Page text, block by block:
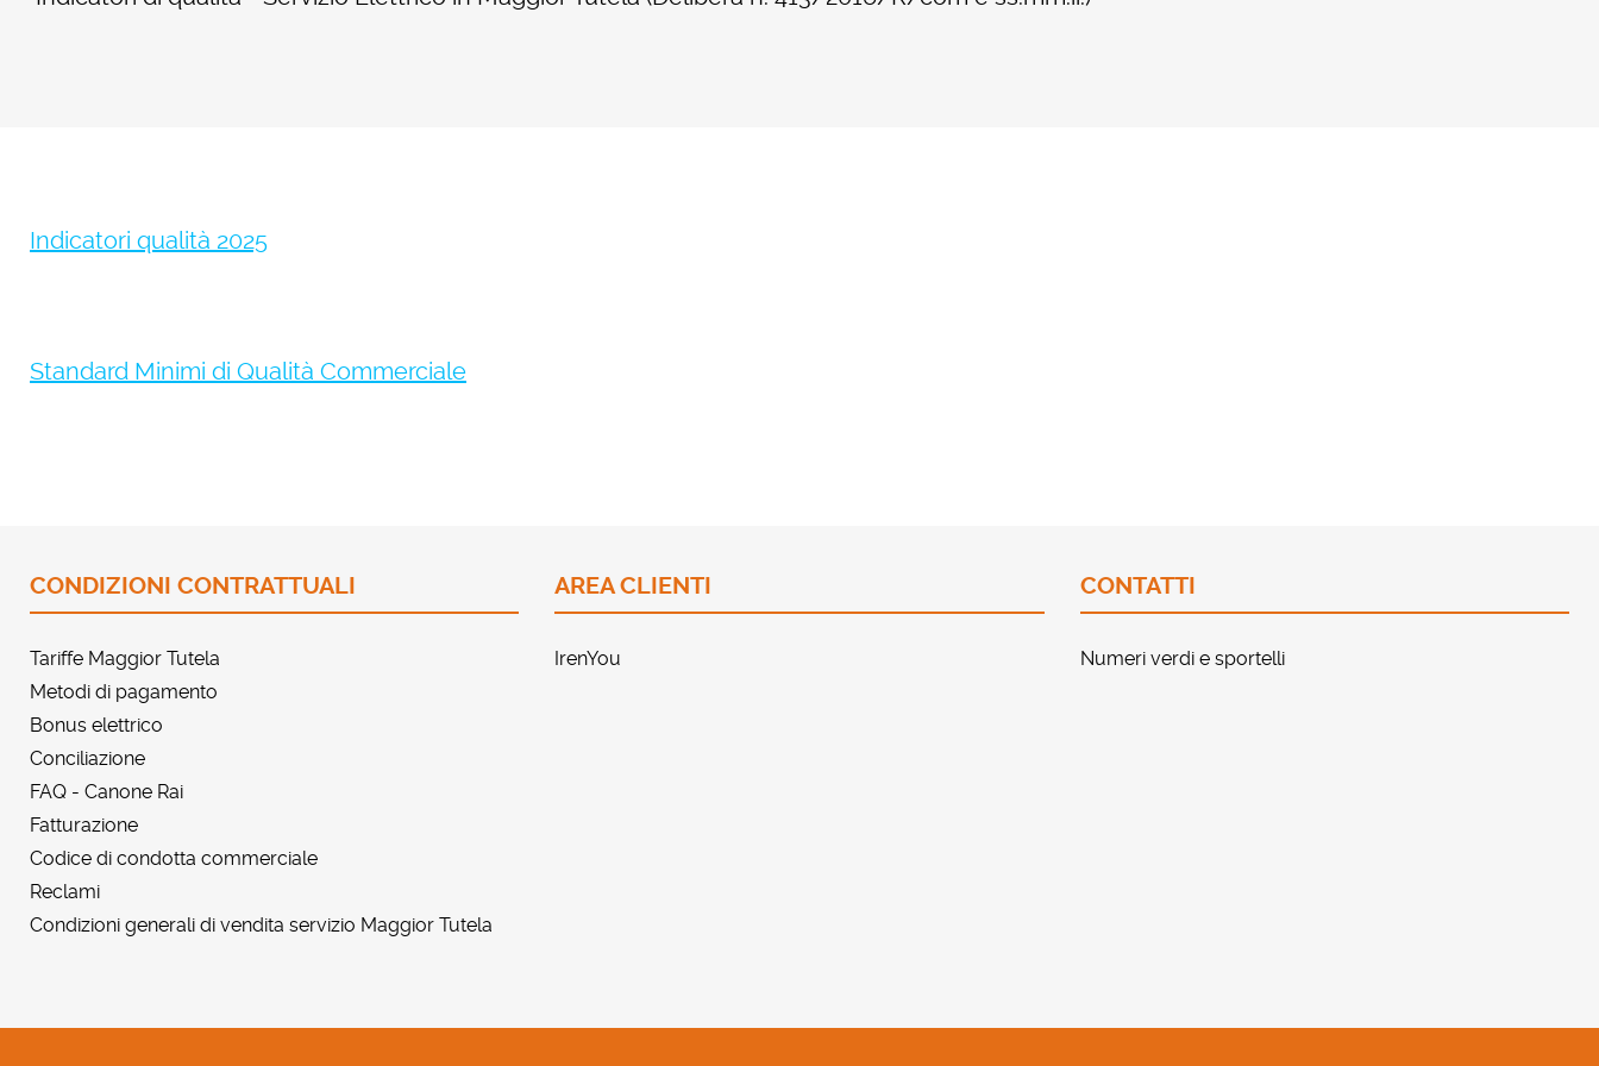
Indicatori qualità 2025
Standard Minimi di Qualità Commerciale
CONDIZIONI CONTRATTUALI
Tariffe Maggior Tutela
Metodi di pagamento
Bonus elettrico
Conciliazione
FAQ - Canone Rai
Fatturazione
Codice di condotta commerciale
Reclami
Condizioni generali di vendita servizio Maggior Tutela
AREA CLIENTI
IrenYou
CONTATTI
Numeri verdi e sportelli